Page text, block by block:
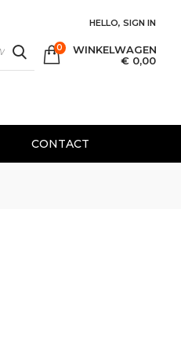
HELLO, SIGN IN
SEARCH WINKELWAGEN
€ 0,00
0
CONTACT